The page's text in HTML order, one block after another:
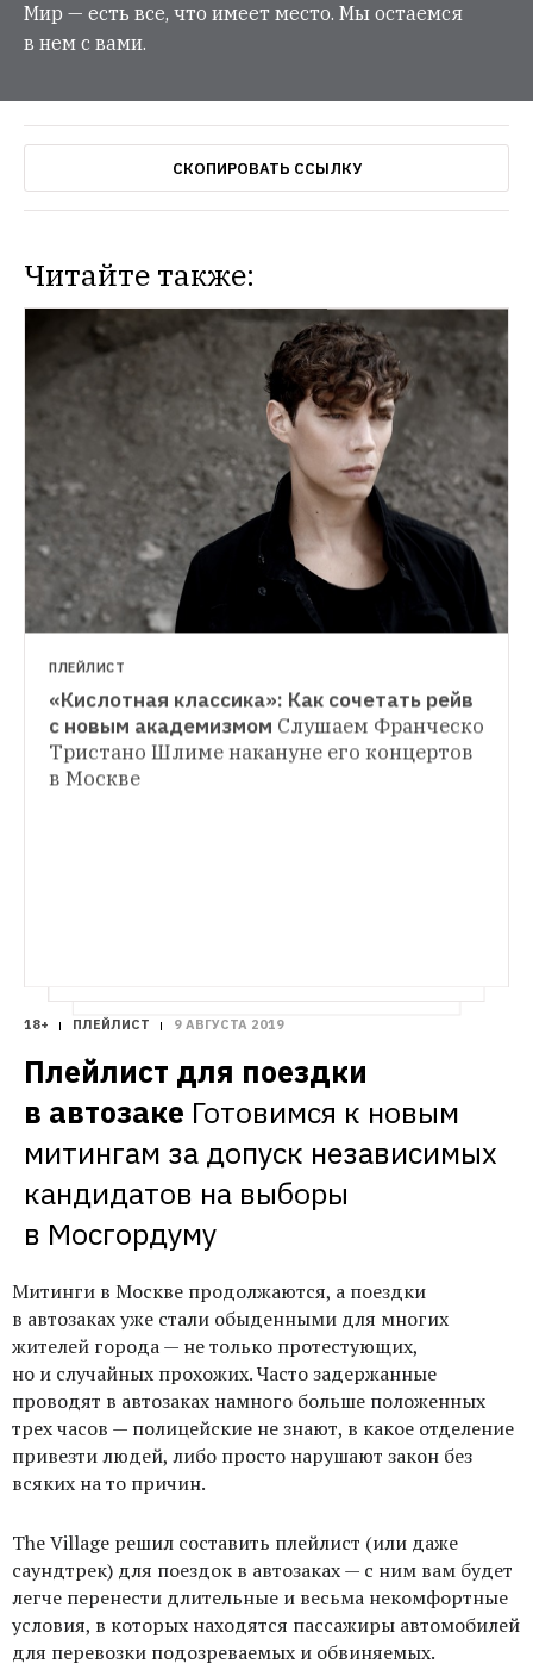
Мир — есть все, что имеет место. Мы остаемся
в нем с вами.
СКОПИРОВАТЬ ССЫЛКУ
Читайте также:
ИНДУСТРИЯ
«На свой саундчек я выхожу в плавках»:
ПЛЕЙЛИСТ
Кроме Шопена: Главные фортепианные
треки XX века Композитор Владимир
Мартынов, который 25 июля даст концерт
ПЛЕЙЛИСТ
«Кислотная классика»: Как сочетать рейв
с новым академизмом Слушаем Франческо
Тристано Шлиме накануне его концертов
в Москве
18+ ПЛЕЙЛИСТ 9 АВГУСТА 2019
Плейлист для поездки
в автозаке Готовимся к новым
митингам за допуск независимых
кандидатов на выборы
в Мосгордуму
Митинги в Москве продолжаются, а поездки
в автозаках уже стали обыденными для многих
жителей города — не только протестующих,
но и случайных прохожих. Часто задержанные
проводят в автозаках намного больше положенных
трех часов — полицейские не знают, в какое отделение
привезти людей, либо просто нарушают закон без
всяких на то причин.
The Village решил составить плейлист (или даже
саундтрек) для поездок в автозаках — с ним вам будет
легче перенести длительные и весьма некомфортные
условия, в которых находятся пассажиры автомобилей
для перевозки подозреваемых и обвиняемых.